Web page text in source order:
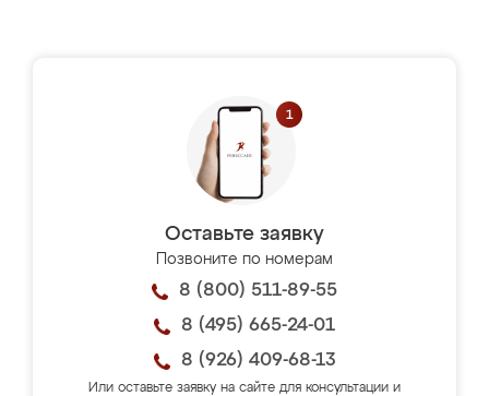
Оставьте заявку
Позвоните по номерам
8 (800) 511-89-55
8 (495) 665-24-01
8 (926) 409-68-13
Или оставьте заявку на сайте для консультации и